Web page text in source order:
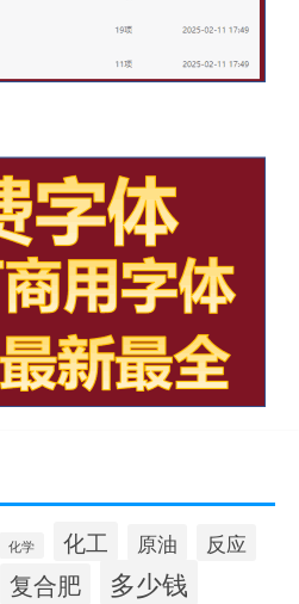
化学 化工 原油 反应
复合肥 多少钱